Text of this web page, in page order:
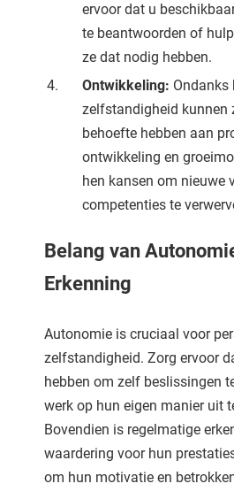
ervoor dat u
te beantwoorden of
ze dat nodig hebben.
Ontwikkeling: Ondanks
zelfstandigheid kunnen
behoefte hebben aan
ontwikkeling en
hen kansen om nieuwe
competenties te
Belang van
Erkenning
Autonomie is cruciaal voor
zelfstandigheid. Zorg ervoor
hebben om zelf beslissingen
werk op hun eigen manier uit
Bovendien is regelmatige
waardering voor hun
om hun motivatie en